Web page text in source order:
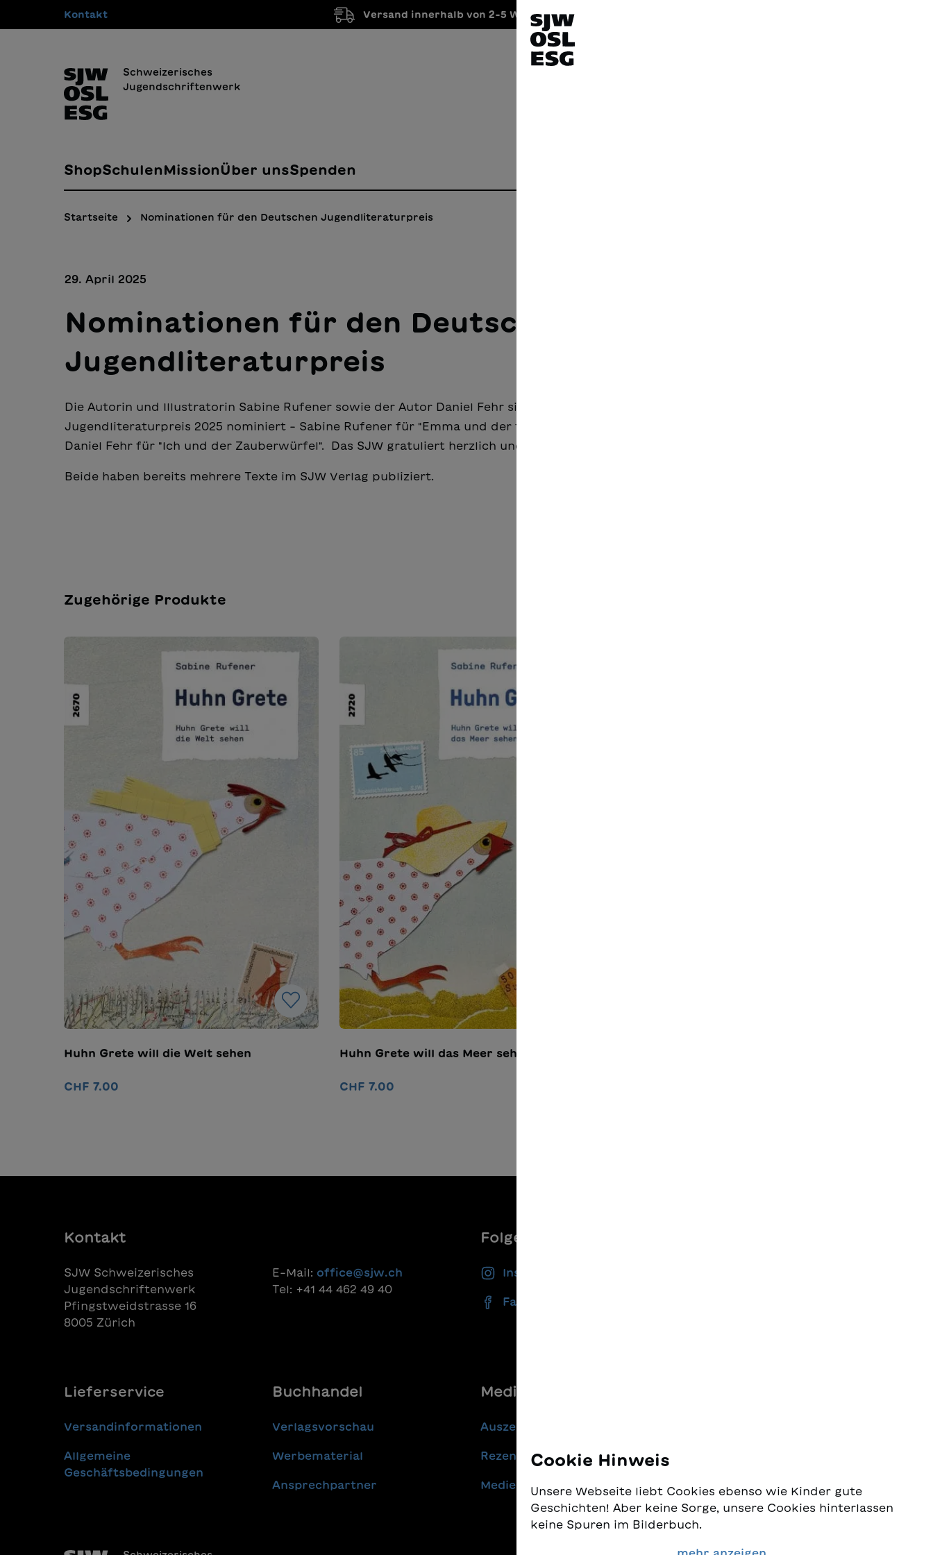
Zur Hauptnavigation springen
Kontakt Versand innerhalb von 2-5 Werktagen
Schweizerisches
Jugendschriftenwerk
ShopSchulen MissionÜber unsSpenden
Startseite Nominationen für den Deutschen Jugendliteraturpreis
29. April 2025
Nominationen für den Deutschen
Jugendliteraturpreis
Die Autorin und Illustratorin Sabine Rufener sowie der Autor Daniel Fehr sind für den Deutschen
Jugendliteraturpreis 2025 nominiert - Sabine Rufener für "Emma und der traurige Hund" und
Daniel Fehr für "Ich und der Zauberwürfel". Das SJW gratuliert herzlich und drückt die Daumen.
Beide haben bereits mehrere Texte im SJW Verlag publiziert.
Zugehörige Produkte
Huhn Grete will die Welt sehen
CHF 7.00
Huhn Grete will das Meer sehen
CHF 7.00
Kontakt
SJW Schweizerisches
Jugendschriftenwerk
Pfingstweidstrasse 16
8005 Zürich
E-Mail: office@sjw.ch
Tel: +41 44 462 49 40
Folgen Sie uns
Instagram
Facebook
Lieferservice
Versandinformationen
Allgemeine
Geschäftsbedingungen
Buchhandel
Verlagsvorschau
Werbematerial
Ansprechpartner
Media
Auszeichnungen
Rezensionen
Medienmitteilungen
Cookie Hinweis
Unsere Webseite liebt Cookies ebenso wie Kinder gute
Geschichten! Aber keine Sorge, unsere Cookies hinterlassen
keine Spuren im Bilderbuch.
Wir nehmen den Schutz Ihrer Daten sehr ernst und wollen